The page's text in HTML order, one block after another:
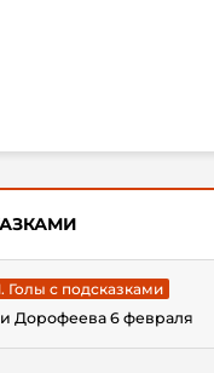
Голы с подсказками
Дорофеева 6 февраля